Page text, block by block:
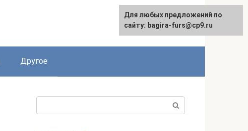
Другое
Для любых предложений по
сайту: bagira-furs@cp9.ru